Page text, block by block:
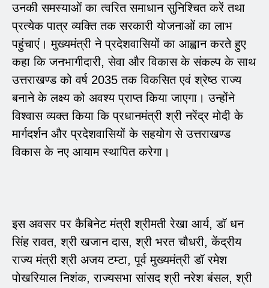
उनकी समस्याओं का त्वरित समाधान सुनिश्चित करें तथा
प्रत्येक पात्र व्यक्ति तक सरकारी योजनाओं का लाभ
पहुंचाएं। मुख्यमंत्री ने प्रदेशवासियों का आह्वान करते हुए
कहा कि जनभागीदारी, सेवा और विकास के संकल्प के साथ
उत्तराखण्ड को वर्ष 2035 तक विकसित एवं श्रेष्ठ राज्य
बनाने के लक्ष्य को अवश्य प्राप्त किया जाएगा। उन्होंने
विश्वास व्यक्त किया कि प्रधानमंत्री श्री नरेंद्र मोदी के
मार्गदर्शन और प्रदेशवासियों के सहयोग से उत्तराखण्ड
विकास के नए आयाम स्थापित करेगा।
इस अवसर पर कैबिनेट मंत्री श्रीमती रेखा आर्य, डॉ धन
सिंह रावत, श्री खजान दास, श्री भरत चौधरी, केंद्रीय
राज्य मंत्री श्री अजय टम्टा, पूर्व मुख्यमंत्री डॉ रमेश
पोखरियाल निशंक, राज्यसभा सांसद श्री नरेश बंसल, श्री